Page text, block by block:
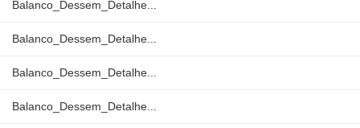
Balanco_Dessem_Detalhe...
Balanco_Dessem_Detalhe...
Balanco_Dessem_Detalhe...
Balanco_Dessem_Detalhe...